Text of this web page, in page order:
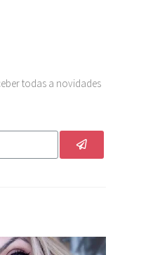
todas a novidades